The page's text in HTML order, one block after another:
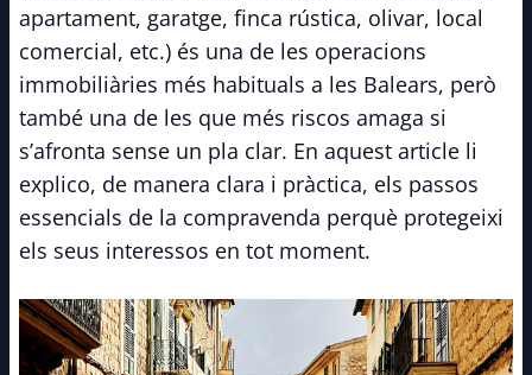
apartament, garatge, finca rústica, olivar, local
comercial, etc.) és una de les operacions
immobiliàries més habituals a les Balears, però
també una de les que més riscos amaga si
s’afronta sense un pla clar. En aquest article li
explico, de manera clara i pràctica, els passos
essencials de la compravenda perquè protegeixi
els seus interessos en tot moment.